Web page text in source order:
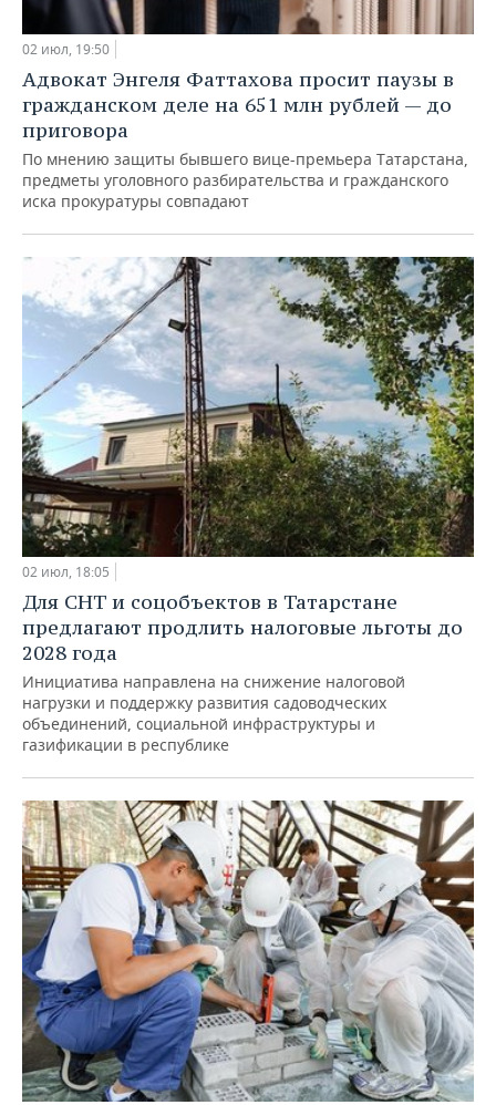
02 июл, 19:50
Адвокат Энгеля Фаттахова просит паузы в
гражданском деле на 651 млн рублей — до
приговора
По мнению защиты бывшего вице-премьера Татарстана,
предметы уголовного разбирательства и гражданского
иска прокуратуры совпадают
02 июл, 18:05
Для СНТ и соцобъектов в Татарстане
предлагают продлить налоговые льготы до
2028 года
Инициатива направлена на снижение налоговой
нагрузки и поддержку развития садоводческих
объединений, социальной инфраструктуры и
газификации в республике